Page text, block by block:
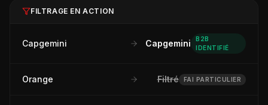
FILTRAGE EN ACTION
Capgemini Capgemini
B2B
IDENTIFIÉ
Orange Filtré FAI PARTICULIER